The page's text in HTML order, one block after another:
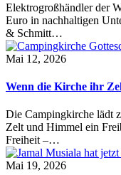
Elektrogroßhändler der
Euro in nachhaltigen
& Schmitt…
Mai 12, 2026
Wenn die Kirche ihr
Die Campingkirche lädt
Zelt und Himmel ein
Freiheit –…
Mai 19, 2026